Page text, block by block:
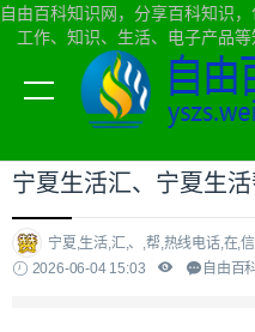
自由百科知识网，分享百科知识
工作、知识、生活、电子产品
当前位置：自由百科知识网首页
宁夏生活汇、宁夏生
宁夏,生活,汇,、,帮,热线电话,在,
2026-06-04 15:03
自由百